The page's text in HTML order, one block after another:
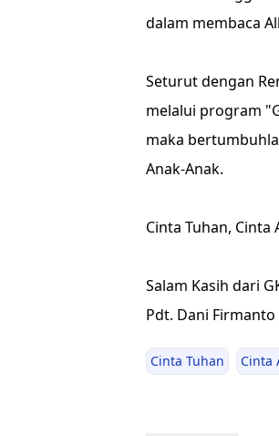
dalam membaca
Seturut dengan
melalui program
maka
Anak-Anak.
Cinta Tuhan, Cinta
Salam Kasih dari
Pdt. Dani
Cinta Tuhan Cinta